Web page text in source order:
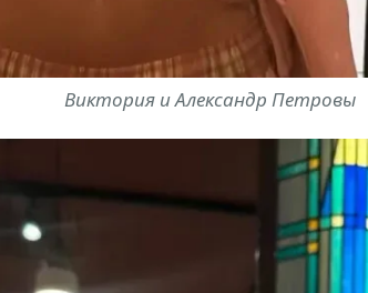
Виктория и Александр Петровы